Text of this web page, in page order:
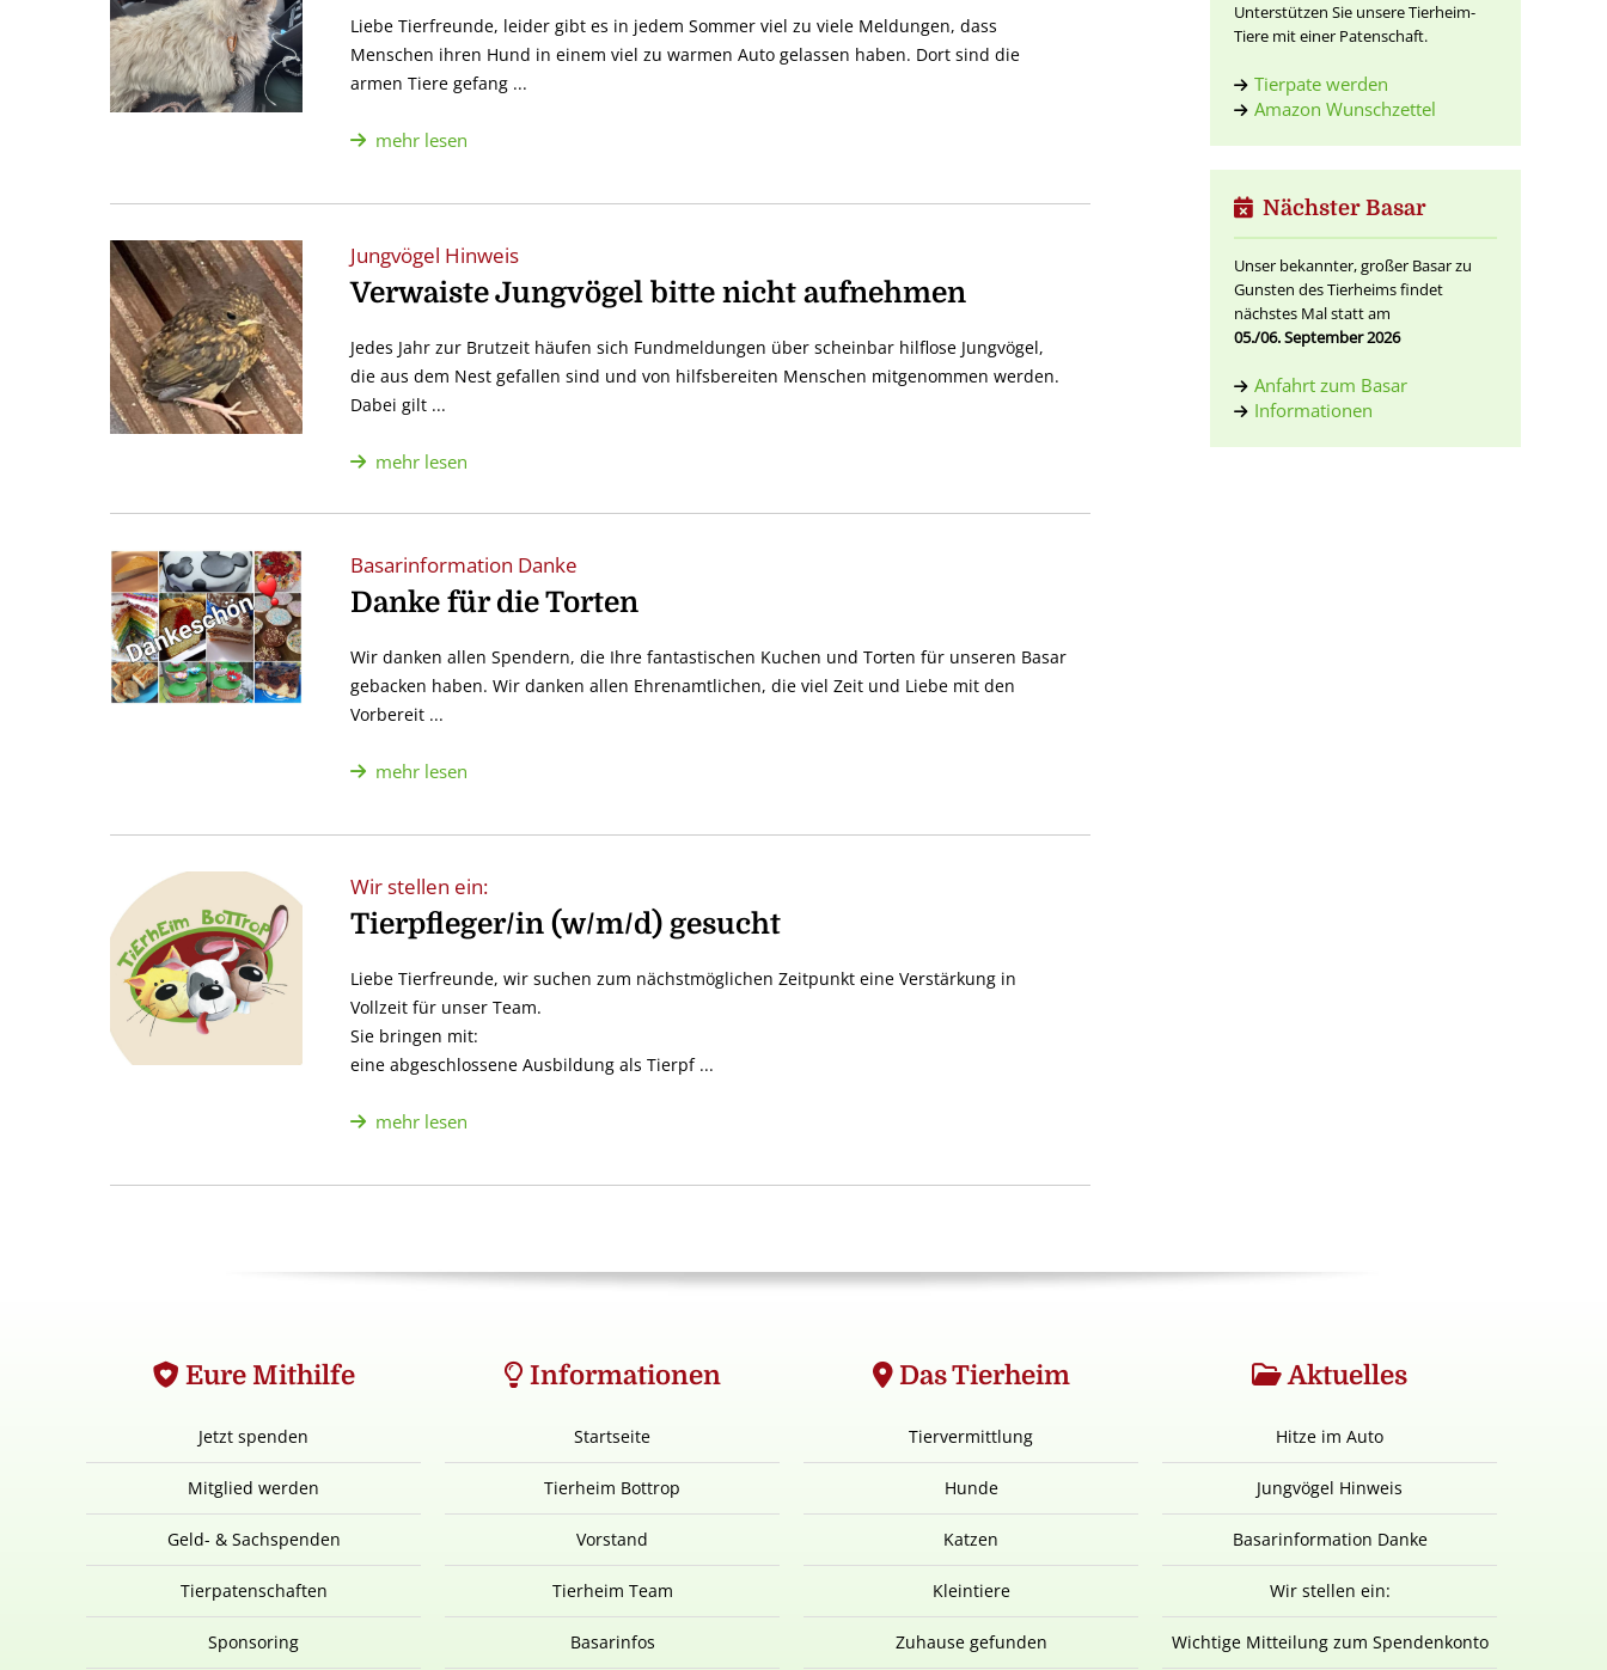
Liebe Tierfreunde, leider gibt es in jedem Sommer viel zu viele Meldungen, dass
Menschen ihren Hund in einem viel zu warmen Auto gelassen haben. Dort sind die
armen Tiere gefang ...
mehr lesen
Jungvögel Hinweis
Verwaiste Jungvögel bitte nicht aufnehmen
Jedes Jahr zur Brutzeit häufen sich Fundmeldungen über scheinbar hilflose Jungvögel,
die aus dem Nest gefallen sind und von hilfsbereiten Menschen mitgenommen werden.
Dabei gilt ...
mehr lesen
Basarinformation Danke
Danke für die Torten
Wir danken allen Spendern, die Ihre fantastischen Kuchen und Torten für unseren Basar
gebacken haben. Wir danken allen Ehrenamtlichen, die viel Zeit und Liebe mit den
Vorbereit ...
mehr lesen
Wir stellen ein:
Tierpfleger/in (w/m/d) gesucht
Liebe Tierfreunde, wir suchen zum nächstmöglichen Zeitpunkt eine Verstärkung in
Vollzeit für unser Team.
Sie bringen mit:
eine abgeschlossene Ausbildung als Tierpf ...
mehr lesen
Unterstützen Sie unsere Tierheim-
Tiere mit einer Patenschaft.
Tierpate werden
Amazon Wunschzettel
Nächster Basar
Unser bekannter, großer Basar zu
Gunsten des Tierheims findet
nächstes Mal statt am
05./06. September 2026
Anfahrt zum Basar
Informationen
Eure Mithilfe
Jetzt spenden
Mitglied werden
Geld- & Sachspenden
Tierpatenschaften
Sponsoring
Informationen
Startseite
Tierheim Bottrop
Vorstand
Tierheim Team
Basarinfos
Das Tierheim
Tiervermittlung
Hunde
Katzen
Kleintiere
Zuhause gefunden
Aktuelles
Hitze im Auto
Jungvögel Hinweis
Basarinformation Danke
Wir stellen ein:
Wichtige Mitteilung zum Spendenkonto